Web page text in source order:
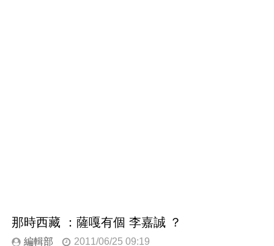
那時西藏 ：薩嘎有個 李嘉誠 ？
編輯部 2011/06/25 09:19